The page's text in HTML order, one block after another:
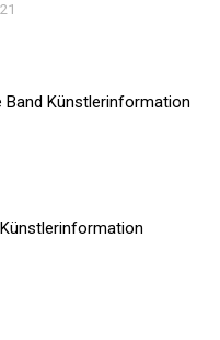
Band Künstlerinformation